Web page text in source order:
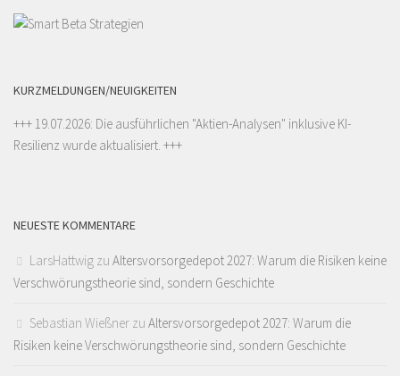
KURZMELDUNGEN/NEUIGKEITEN
+++ 19.07.2026: Die ausführlichen "Aktien-Analysen" inklusive KI-
Resilienz wurde aktualisiert. +++
NEUESTE KOMMENTARE
LarsHattwig zu Altersvorsorgedepot 2027: Warum die Risiken keine
Verschwörungstheorie sind, sondern Geschichte
Sebastian Wießner zu Altersvorsorgedepot 2027: Warum die
Risiken keine Verschwörungstheorie sind, sondern Geschichte